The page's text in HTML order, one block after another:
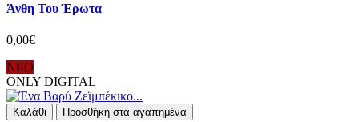
Άνθη Του Έρωτα
0,00€
ΝΕΟ
ONLY DIGITAL
Καλάθι Προσθήκη στα αγαπημένα